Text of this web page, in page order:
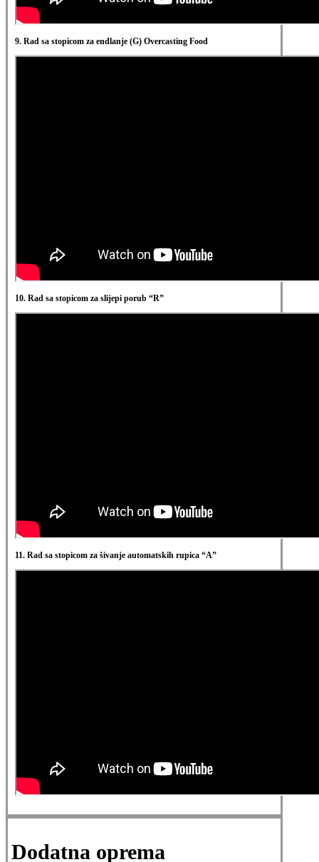
9. Rad sa stopicom za endlanje (G) Overcasting Food
10. Rad sa stopicom za slijepi porub “R”
11. Rad sa stopicom za šivanje automatskih rupica “A”
Dodatna oprema